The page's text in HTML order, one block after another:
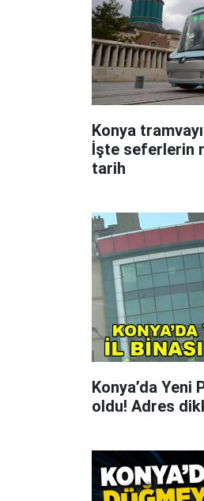
Konya
İşte seferlerin
tarih
Konya’da Yeni
oldu! Adres